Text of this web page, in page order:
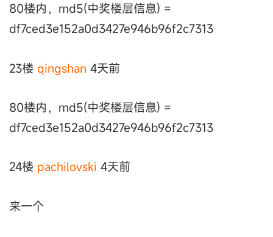
80楼内，md5(中奖楼层信息) =
df7ced3e152a0d3427e946b96f2c7313
23楼 qingshan 4天前
80楼内，md5(中奖楼层信息) =
df7ced3e152a0d3427e946b96f2c7313
24楼 pachilovski 4天前
来一个